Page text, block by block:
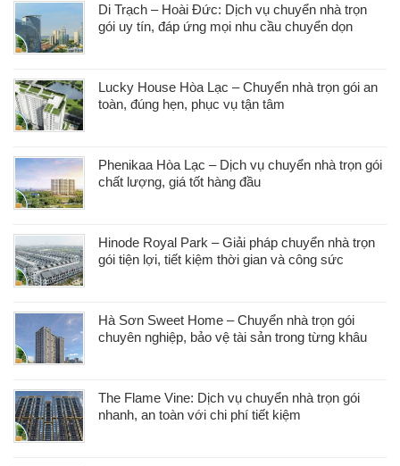
Di Trạch – Hoài Đức: Dịch vụ chuyển nhà trọn
gói uy tín, đáp ứng mọi nhu cầu chuyển dọn
Lucky House Hòa Lạc – Chuyển nhà trọn gói an
toàn, đúng hẹn, phục vụ tận tâm
Phenikaa Hòa Lạc – Dịch vụ chuyển nhà trọn gói
chất lượng, giá tốt hàng đầu
Hinode Royal Park – Giải pháp chuyển nhà trọn
gói tiện lợi, tiết kiệm thời gian và công sức
Hà Sơn Sweet Home – Chuyển nhà trọn gói
chuyên nghiệp, bảo vệ tài sản trong từng khâu
The Flame Vine: Dịch vụ chuyển nhà trọn gói
nhanh, an toàn với chi phí tiết kiệm